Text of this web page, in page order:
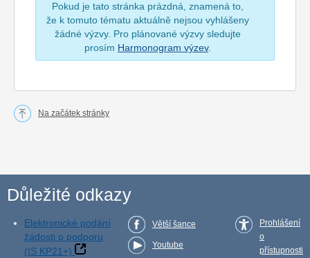
Pokud je tato stránka prázdná, znamená to,
že k tomuto tématu aktuálně nejsou vyhlášeny
žádné výzvy. Pro plánované výzvy sledujte
prosím Harmonogram výzev.
Na začátek stránky
Důležité odkazy
Elektronické podání
žádosti o podporu
(IS KP21+)
Větší šance
Youtube
Prohlášení
o
přístupnosti